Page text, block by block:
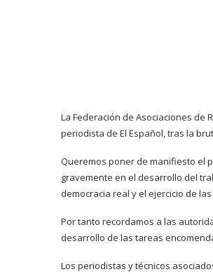
La Federación de Asociaciones de
periodista de El Español, tras la
Queremos poner de manifiesto el
gravemente en el desarrollo del
democracia real y el ejercicio de
Por tanto recordamos a las
desarrollo de las tareas
Los periodistas y técnicos